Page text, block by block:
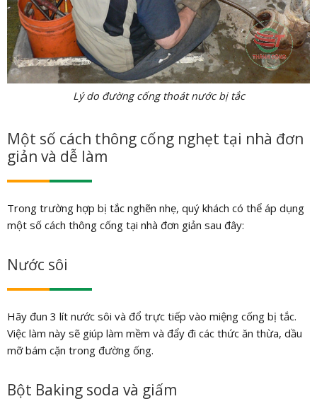
Lý do đường cống thoát nước bị tắc
Một số cách thông cống nghẹt tại nhà đơn
giản và dễ làm
Trong trường hợp bị tắc nghẽn nhẹ, quý khách có thể áp dụng
một số cách thông cống tại nhà đơn giản sau đây:
Nước sôi
Hãy đun 3 lít nước sôi và đổ trực tiếp vào miệng cống bị tắc.
Việc làm này sẽ giúp làm mềm và đẩy đi các thức ăn thừa, dầu
mỡ bám cặn trong đường ống.
Bột Baking soda và giấm